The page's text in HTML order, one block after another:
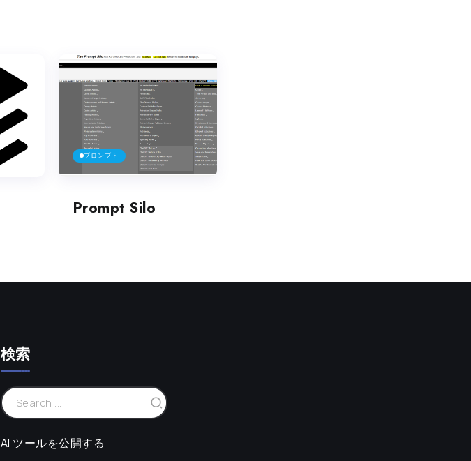
プロンプト
Prompt Silo
検索
AI ツールを公開する